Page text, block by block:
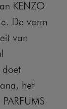
KENZO
De vorm
van
het